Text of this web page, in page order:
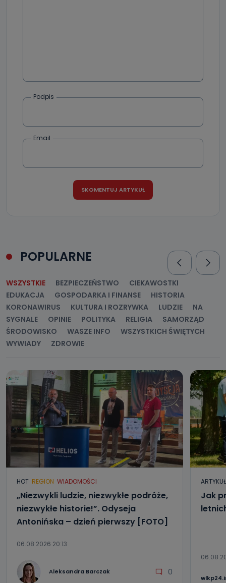
Podpis
Email
POPULARNE
WSZYSTKIE BEZPIECZEŃSTWO
CIEKAWOSTKI
EDUKACJA
GOSPODARKA I FINANSE
HISTORIA
KORONAWIRUS
KULTURA I ROZRYWKA LUDZIE
NA
SYGNALE
OPINIE POLITYKA RELIGIA
SAMORZĄD
ŚRODOWISKO
WASZE INFO
WSZYSTKICH ŚWIĘTYCH
WYWIADY
ZDROWIE
HOT REGION WIADOMOŚCI
„Niezwykli ludzie, niezwykłe podróże,
niezwykłe historie!”. Odyseja
Antonińska – dzień pierwszy [FOTO]
06.08.2026 20:13
Aleksandra Barczak 0
Jak